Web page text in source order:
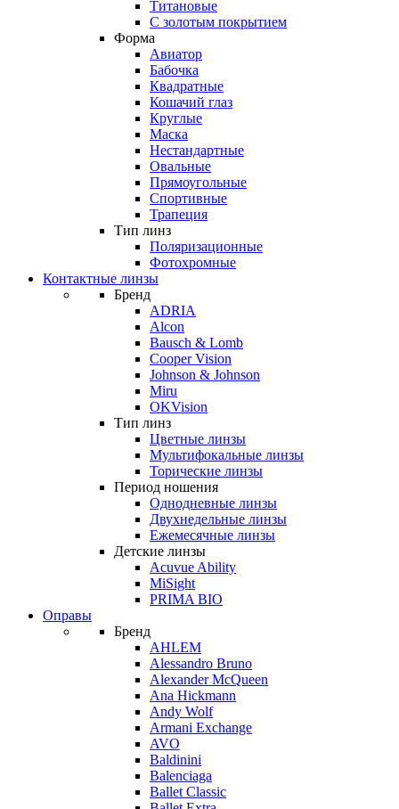
Титановые
С золотым покрытием
Форма
Авиатор
Бабочка
Квадратные
Кошачий глаз
Круглые
Маска
Нестандартные
Овальные
Прямоугольные
Спортивные
Трапеция
Тип линз
Поляризационные
Фотохромные
Контактные линзы
Бренд
ADRIA
Alcon
Bausch & Lomb
Cooper Vision
Johnson & Johnson
Miru
OKVision
Тип линз
Цветные линзы
Мультифокальные линзы
Торические линзы
Период ношения
Однодневные линзы
Двухнедельные линзы
Ежемесячные линзы
Детские линзы
Acuvue Ability
MiSight
PRIMA BIO
Оправы
Бренд
AHLEM
Alessandro Bruno
Alexander McQueen
Ana Hickmann
Andy Wolf
Armani Exchange
AVO
Baldinini
Balenciaga
Ballet Classic